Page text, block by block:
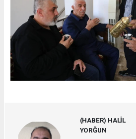
(HABER) HALİL
YORĞUN